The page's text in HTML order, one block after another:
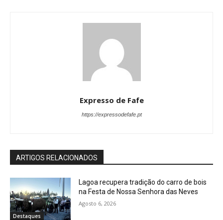
Expresso de Fafe
https://expressodefafe.pt
ARTIGOS RELACIONADOS
Destaques
Lagoa recupera tradição do carro de bois
na Festa de Nossa Senhora das Neves
Agosto 6, 2026